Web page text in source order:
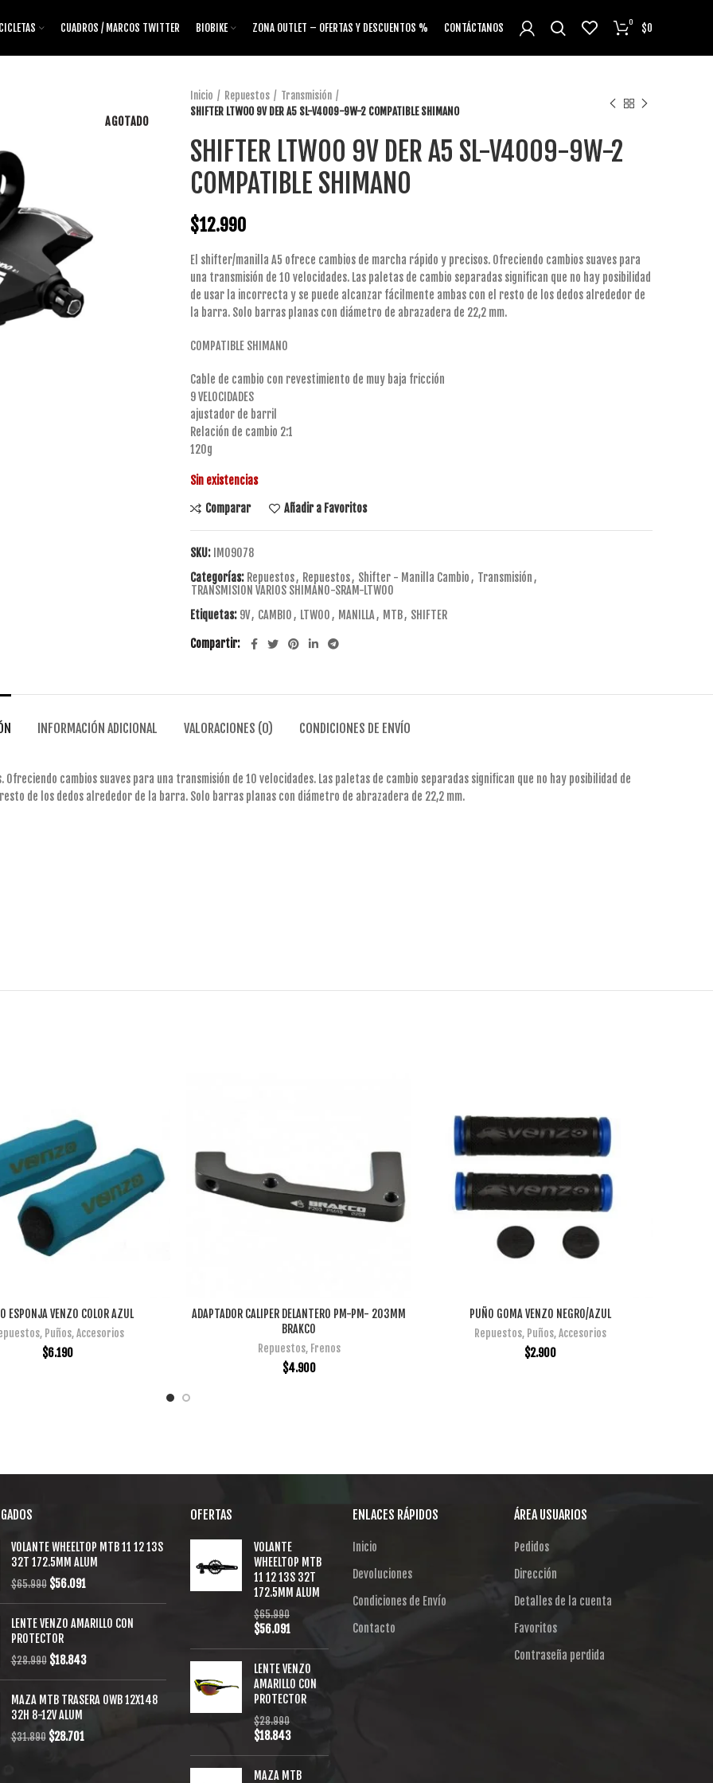
CUADROS / MARCOS TWITTER BIOBIKE ZONA OUTLET – OFERTAS Y DESCUENTOS % CONTÁCTANOS 0 $0
AGOTADO
Inicio Repuestos
Transmisión
SHIFTER LTWOO 9V DER A5 SL-V4009-9W-2 COMPATIBLE SHIMANO
SHIFTER LTWOO 9V DER A5 SL-V4009-9W-2
COMPATIBLE SHIMANO
$12.990
El shifter/manilla A5 ofrece cambios de marcha rápido y precisos. Ofreciendo cambios suaves para
una transmisión de 10 velocidades. Las paletas de cambio separadas significan que no hay posibilidad
de usar la incorrecta y se puede alcanzar fácilmente ambas con el resto de los dedos alrededor de
la barra. Solo barras planas con diámetro de abrazadera de 22,2 mm.
COMPATIBLE SHIMANO
Cable de cambio con revestimiento de muy baja fricción
9 VELOCIDADES
ajustador de barril
Relación de cambio 2:1
120g
Sin existencias
Comparar Añadir a Favoritos
SKU: IM09078
Categorías: Repuestos, Repuestos, Shifter - Manilla Cambio, Transmisión,
TRANSMISION VARIOS SHIMANO-SRAM-LTWOO
Etiquetas: 9V, CAMBIO, LTWOO, MANILLA, MTB, SHIFTER
Compartir
INFORMACIÓN ADICIONAL VALORACIONES (0) CONDICIONES DE ENVÍO
cambios suaves para una transmisión de 10 velocidades. Las paletas de cambio separadas significan que no hay posibilidad de
de los dedos alrededor de la barra. Solo barras planas con diámetro de abrazadera de 22,2 mm.
AÑADIR AL CARRITO
ESPONJA VENZO COLOR AZUL
, Puños,Accesorios
$6.190
AÑADIR AL CARRITO
ADAPTADOR CALIPER DELANTERO PM-PM- 203MM
BRAKCO
Repuestos, Frenos
$4.900
AÑADIR AL CARRITO
PUÑO GOMA VENZO NEGRO/AZUL
Repuestos, Puños,Accesorios
$2.900
VOLANTE WHEELTOP MTB 11 12 13S
32T 172.5MM ALUM
$65.990 $56.091
LENTE VENZO AMARILLO CON
PROTECTOR
$28.990 $18.843
MAZA MTB TRASERA OWB 12X148
32H 8-12V ALUM
$31.890 $28.701
OFERTAS
VOLANTE
WHEELTOP MTB
11 12 13S 32T
172.5MM ALUM
$65.990
$56.091
LENTE VENZO
AMARILLO CON
PROTECTOR
$28.990
$18.843
MAZA MTB
ENLACES RÁPIDOS
Inicio
Devoluciones
Condiciones de Envío
Contacto
ÁREA USUARIOS
Pedidos
Dirección
Detalles de la cuenta
Favoritos
Contraseña perdida